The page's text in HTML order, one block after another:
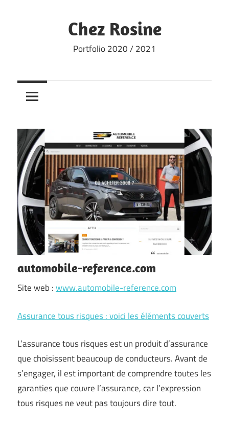
Chez Rosine
Portfolio 2020 / 2021
automobile-reference.com
Site web :www.automobile-reference.com
Assurance tous risques : voici les éléments couverts
L’assurance tous risques est un produit d’assurance
que choisissent beaucoup de conducteurs. Avant de
s’engager, il est important de comprendre toutes les
garanties que couvre l’assurance, car l’expression
tous risques ne veut pas toujours dire tout.